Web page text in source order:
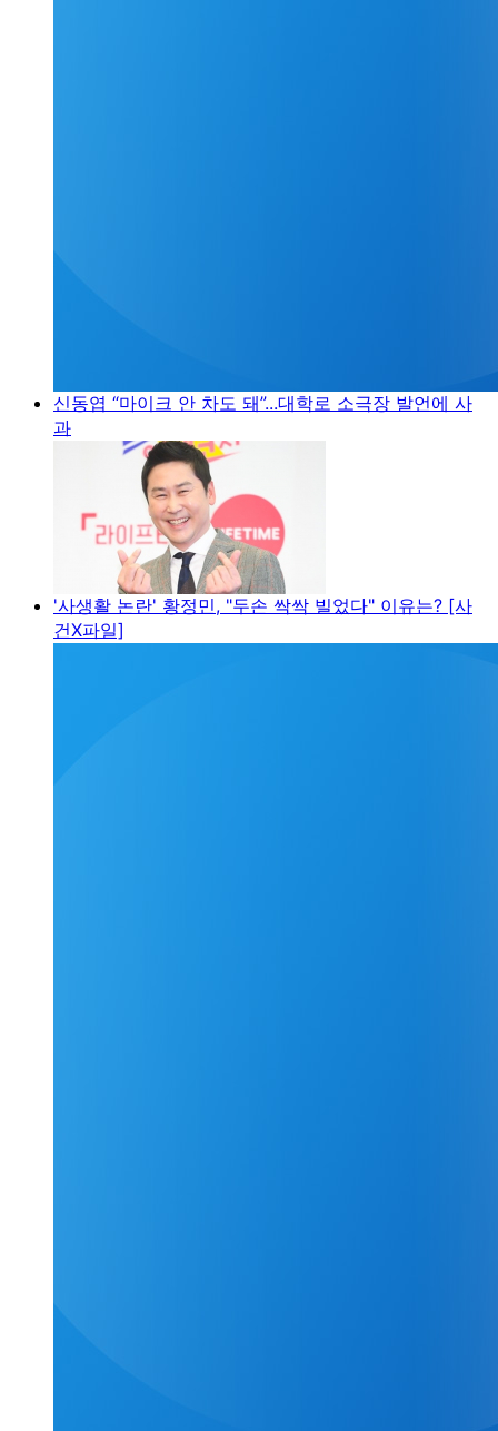
신동엽 “마이크 안 차도 돼”...대학로 소극장 발언에 사
과
'사생활 논란' 황정민, "두손 싹싹 빌었다" 이유는? [사
건X파일]